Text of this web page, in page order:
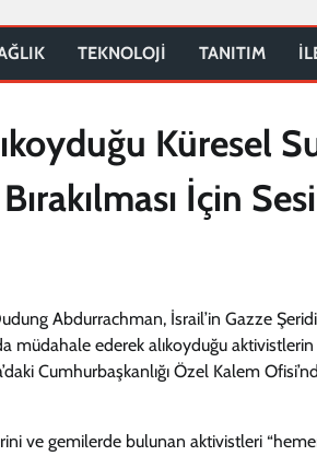
TEKNOLOJİ TANITIM
Küresel
İçin
Abdurrachman, İsrail’in Gazze
müdahale ederek alıkoyduğu
Cumhurbaşkanlığı Özel Kalem
ve gemilerde bulunan aktivistleri